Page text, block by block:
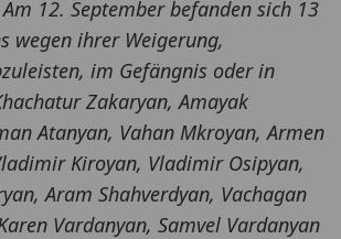
12. September befanden sich 13
wegen ihrer Weigerung,
im Gefängnis oder in
Zakaryan, Amayak
Atanyan, Vahan Mkroyan, Armen
Kiroyan, Vladimir Osipyan,
Aram Shahverdyan, Vachagan
Vardanyan, Samvel Vardanyan